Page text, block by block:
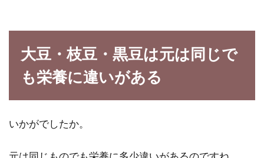
大豆・枝豆・黒豆は元は同じで
も栄養に違いがある
いかがでしたか。